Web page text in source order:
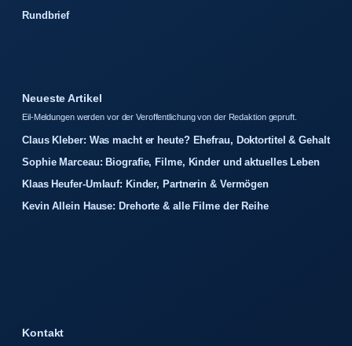
Rundbrief
Neueste Artikel
Eil-Meldungen werden vor der Veroffentlichung von der Redaktion gepruft.
Claus Kleber: Was macht er heute? Ehefrau, Doktortitel & Gehalt
Sophie Marceau: Biografie, Filme, Kinder und aktuelles Leben
Klaas Heufer-Umlauf: Kinder, Partnerin & Vermögen
Kevin Allein Hause: Drehorte & alle Filme der Reihe
Kontakt